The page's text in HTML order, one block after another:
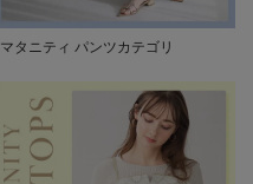
マタニティ パンツカテゴリ